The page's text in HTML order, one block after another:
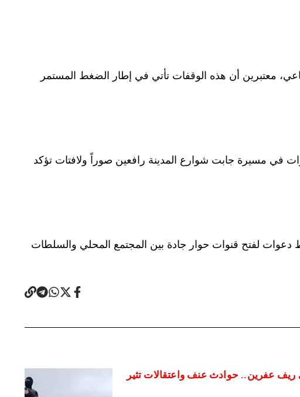
معتبرين أن هذه الوقفات تأتي في إطار الضغط المستمر
بريف السويداء في 30 آب الماضي، حيث خرج العشرات في مسيرة جابت شوارع المدينة رافعين صوراً ولافتات تؤكد
دعوات لفتح قنوات حوار جادة بين المجتمع المحلي والسلطات
ريف عفرين.. حوادث عنف واعتقالات تثير